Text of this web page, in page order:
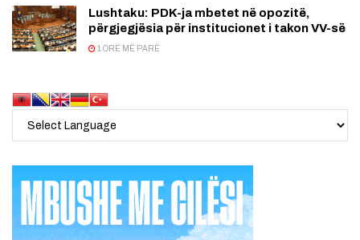
Lushtaku: PDK-ja mbetet në opozitë,
përgjegjësia për institucionet i takon VV-së
1 ORË MË PARË